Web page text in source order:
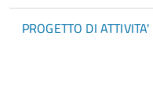
PROGETTO DI